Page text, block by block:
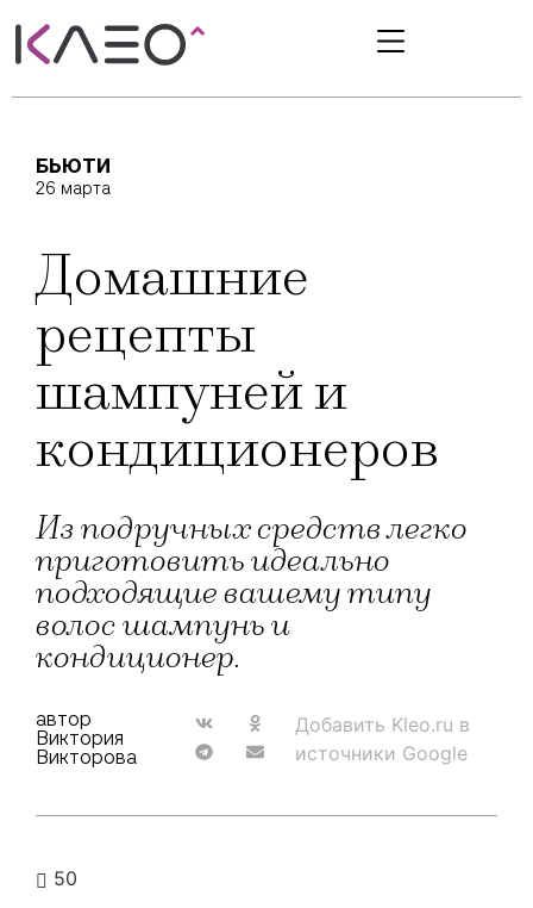
БЬЮТИ
26 марта
Домашние
рецепты
шампуней и
кондиционеров
Из подручных средств легко
приготовить идеально
подходящие вашему типу
волос шампунь и
кондиционер.
автор
Виктория
Викторова
Добавить Kleo.ru в
источники Google
50